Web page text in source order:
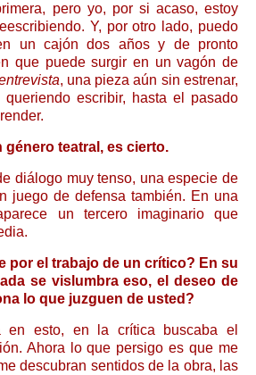
pero yo, por si acaso, estoy
Y, por otro lado, puedo
un cajón dos años y de pronto
que puede surgir en un vagón de
, una pieza aún sin estrenar,
escribir, hasta el pasado
género teatral, es cierto.
diálogo muy tenso, una especie de
juego de defensa también. En una
un tercero imaginario que
por el trabajo de un crítico? En su
se vislumbra eso, el deseo de
lo que juzguen de usted?
en esto, en la crítica buscaba el
Ahora lo que persigo es que me
descubran sentidos de la obra, las